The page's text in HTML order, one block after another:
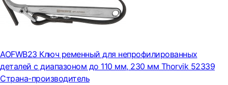
AOFWB23 Ключ ременный для непрофилированных
деталей с диапазоном до 110 мм, 230 мм Thorvik 52339
Страна-производитель